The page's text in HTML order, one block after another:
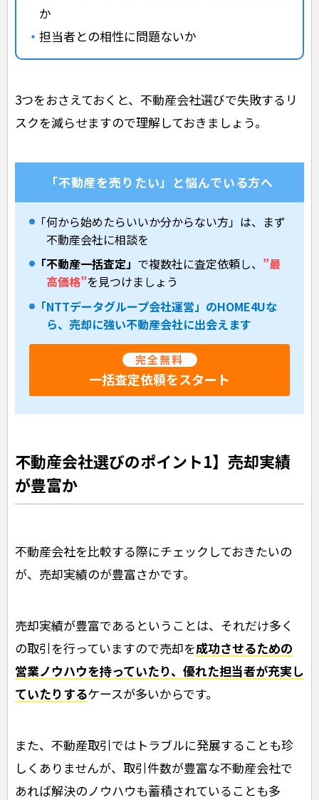
か
担当者との相性に問題ないか
3つをおさえておくと、不動産会社選びで失敗するリ
スクを減らせますので理解しておきましょう。
「不動産を売りたい」と悩んでいる方へ
「何から始めたらいいか分からない方」は、まず
不動産会社に相談を
「不動産一括査定」 で複数社に査定依頼し、 ”最
高価格”を見つけましょう
「NTTデータグループ会社運営」のHOME4Uな
ら、売却に強い不動産会社に出会えます
完全無料
一括査定依頼をスタート
不動産会社選びのポイント1】売却実績
が豊富か
不動産会社を比較する際にチェックしておきたいの
が、売却実績のが豊富さかです。
売却実績が豊富であるということは、それだけ多く
の取引を行っていますので売却を成功させるための
営業ノウハウを持っていたり、優れた担当者が充実し
ていたりするケースが多いからです。
また、不動産取引ではトラブルに発展することも珍
しくありませんが、取引件数が豊富な不動産会社で
あれば解決のノウハウも蓄積されていることも多